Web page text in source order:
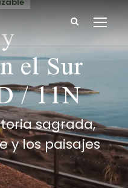
el Sur
/ 11N
sagrada,
y los paisajes